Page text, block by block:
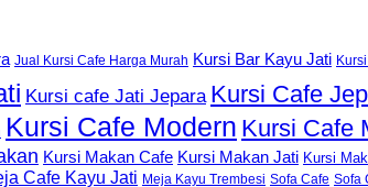
Jual Kursi Cafe Harga Murah Kursi Bar Kayu Jati
Kursi cafe Jati Jepara Kursi Cafe
Kursi Cafe Modern Kursi Cafe
Kursi Makan Cafe Kursi Makan Jati Kursi
Cafe Kayu Jati Meja Kayu Trembesi Sofa Cafe Sofa